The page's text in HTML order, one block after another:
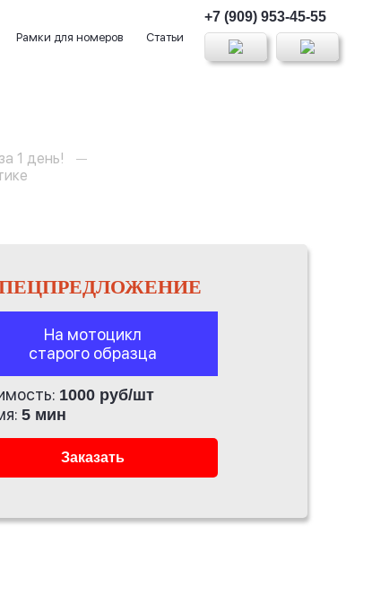
Рамки для номеров Статьи
+7 (909) 953-45-55
1 день!
На мотоцикл
старого образца
1000 руб/шт
5 мин
Заказать